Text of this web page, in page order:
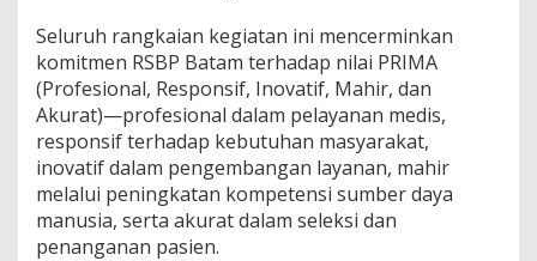
Seluruh rangkaian kegiatan ini mencerminkan
komitmen RSBP Batam terhadap nilai PRIMA
(Profesional, Responsif, Inovatif, Mahir, dan
Akurat)—profesional dalam pelayanan medis,
responsif terhadap kebutuhan masyarakat,
inovatif dalam pengembangan layanan, mahir
melalui peningkatan kompetensi sumber daya
manusia, serta akurat dalam seleksi dan
penanganan pasien.